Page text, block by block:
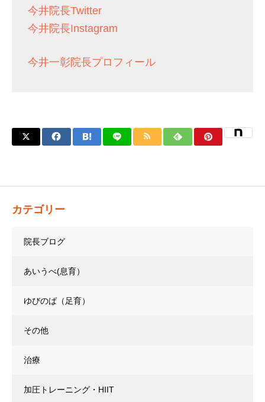
今井院長Twitter
今井院長Instagram
今井一彰院長プロフィール
カテゴリー
院長ブログ
あいうべ(息育）
ゆびのば（足育）
その他
治療
加圧トレーニング・HIIT